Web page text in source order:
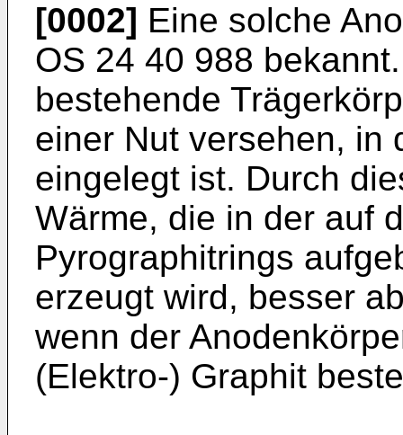
[0002] Eine solche
OS 24 40 988
bestehende
einer Nut versehen, in
eingelegt ist. Durch
Wärme, die in der auf
Pyrographitrings
erzeugt wird, besser
wenn der
(Elektro-) Graphit